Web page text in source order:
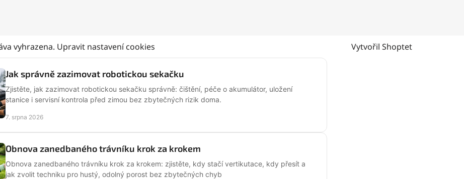
Vytvořil Shoptet
vyhrazena. Upravit nastavení cookies
Jak správně zazimovat robotickou sekačku
Zjistěte, jak zazimovat robotickou sekačku správně: čištění, péče o akumulátor, uložení
stanice i servisní kontrola před zimou bez zbytečných rizik doma.
7. srpna 2026
Obnova zanedbaného trávníku krok za krokem
Obnova zanedbaného trávníku krok za krokem: zjistěte, kdy stačí vertikutace, kdy přesít a
jak zvolit techniku pro hustý, odolný porost bez zbytečných chyb